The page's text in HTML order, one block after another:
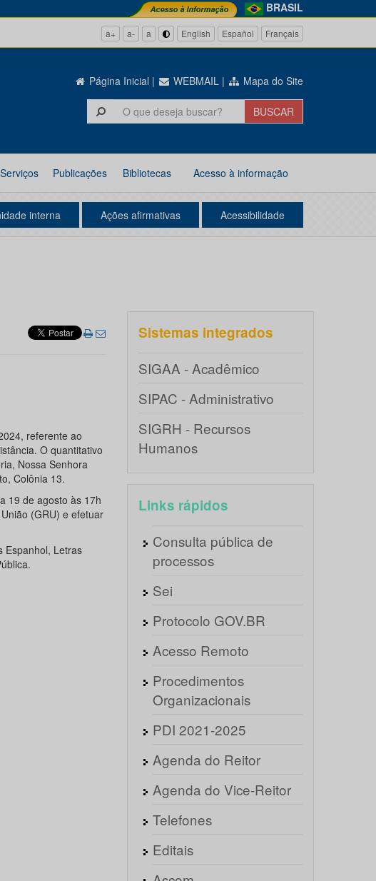
BRASIL
a+ a- a English Español Français
Página Inicial | WEBMAIL | Mapa do Site
Serviços Publicações Bibliotecas Acesso à informação
interna Ações afirmativas Acessibilidade
referente ao
O quantitativo
Nossa Senhora
Colônia 13.
19 de agosto às 17h
(GRU) e efetuar
Espanhol, Letras
Sistemas integrados
SIGAA - Acadêmico
SIPAC - Administrativo
SIGRH - Recursos
Humanos
Links rápidos
Consulta pública de
processos
Sei
Protocolo GOV.BR
Acesso Remoto
Procedimentos
Organizacionais
PDI 2021-2025
Agenda do Reitor
Agenda do Vice-Reitor
Telefones
Editais